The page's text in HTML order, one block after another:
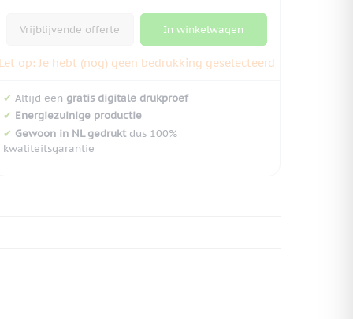
Vrijblijvende offerte In winkelwagen
Let op: Je hebt (nog) geen bedrukking geselecteerd
✔ Altijd een gratis digitale drukproef
✔ Energiezuinige productie
✔ Gewoon in NL gedruktdus 100%
kwaliteitsgarantie